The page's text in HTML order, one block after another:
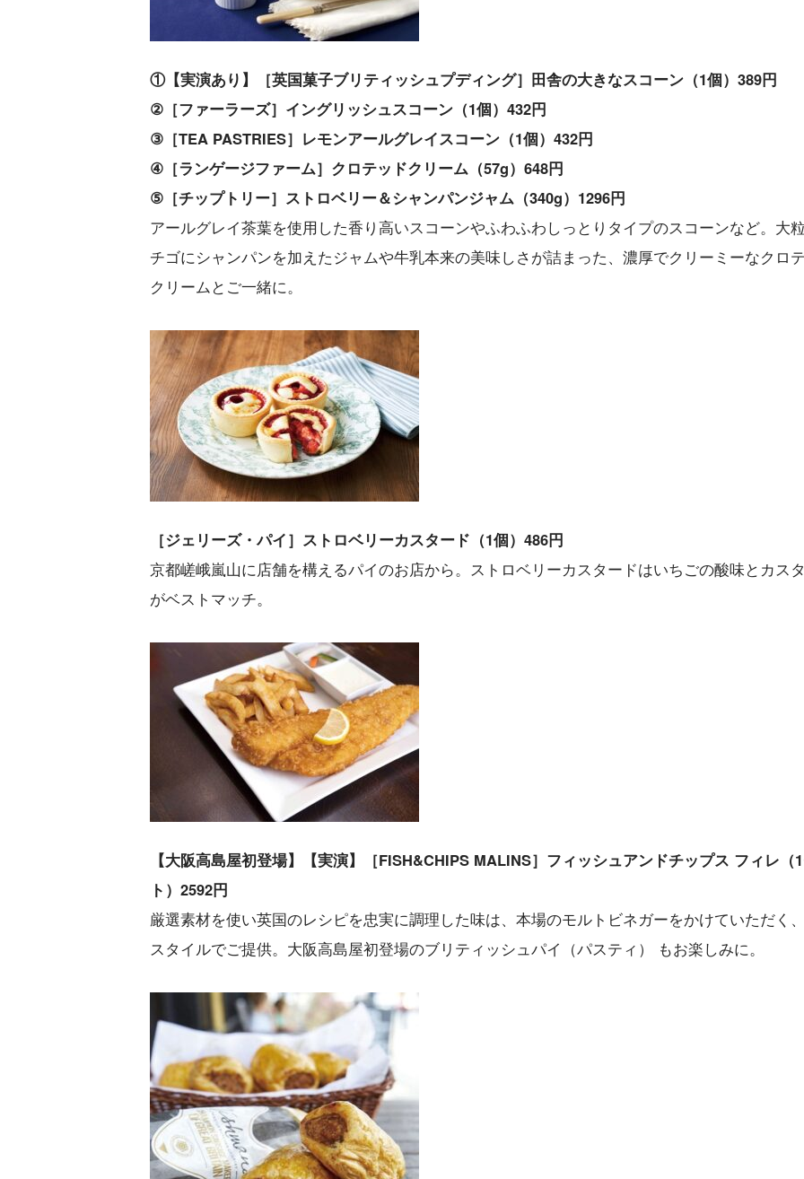
①【実演あり】［英国菓子ブリティッシュプディング］田舎の大きなスコーン（1個）389円
②［ファーラーズ］イングリッシュスコーン（1個）432円
③［TEA PASTRIES］レモンアールグレイスコーン（1個）432円
④［ランゲージファーム］クロテッドクリーム（57g）648円
⑤［チップトリー］ストロベリー＆シャンパンジャム（340g）1296円
アールグレイ茶葉を使用した香り高いスコーンやふわふわしっとりタイプのスコーンなど。大
チゴにシャンパンを加えたジャムや牛乳本来の美味しさが詰まった、濃厚でクリーミーなクロ
クリームとご一緒に。
［ジェリーズ・パイ］ストロベリーカスタード（1個）486円
京都嵯峨嵐山に店舗を構えるパイのお店から。ストロベリーカスタードはいちごの酸味とカス
がベストマッチ。
【大阪高島屋初登場】【実演】［FISH&CHIPS MALINS］フィッシュアンドチップス フィレ（
ト）2592円
厳選素材を使い英国のレシピを忠実に調理した味は、本場のモルトビネガーをかけていただく
スタイルでご提供。大阪高島屋初登場のブリティッシュパイ（パスティ） もお楽しみに。